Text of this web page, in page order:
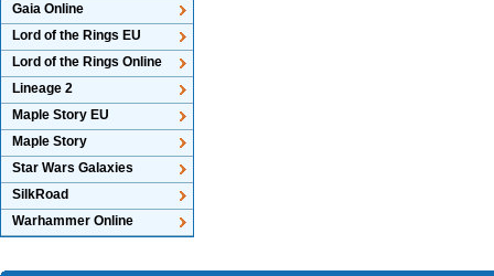
Gaia Online
Lord of the Rings EU
Lord of the Rings Online
Lineage 2
Maple Story EU
Maple Story
Star Wars Galaxies
SilkRoad
Warhammer Online